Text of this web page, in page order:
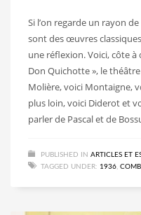
Si l’on regarde un rayon
sont des œuvres
une réflexion. Voici, côte à
Don Quichotte », le
Molière, voici Montaigne,
plus loin, voici Diderot et
parler de Pascal et de
PUBLISHED IN ARTICLES ET
TAGGED UNDER: 1936